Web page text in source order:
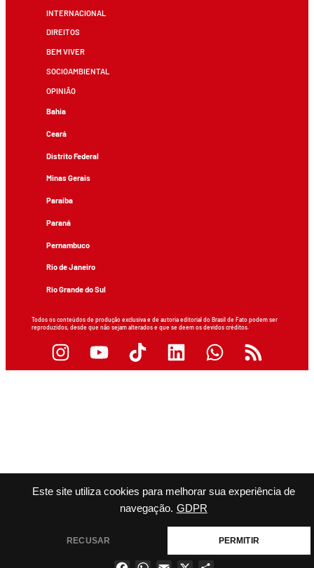
Este site utiliza cookies para melhorar sua experiência de
navegação. GDPR
RECUSAR PERMITIR
INTERNACIONAL
DIREITOS
BEM VIVER
SOCIOAMBIENTAL
OPINIÃO
Bahia
Ceará
Distrito Federal
Minas Gerais
Paraíba
Paraná
Pernambuco
Rio de Janeiro
Rio Grande do Sul
Todos os conteúdos de produção exclusiva e de autoria editorial do Brasil de Fato podem ser
reproduzidos, desde que não sejam alterados e que se deem os devidos créditos.